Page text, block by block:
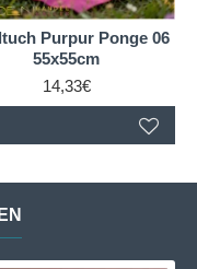
Purpur Ponge 06
55x55cm
14,33€